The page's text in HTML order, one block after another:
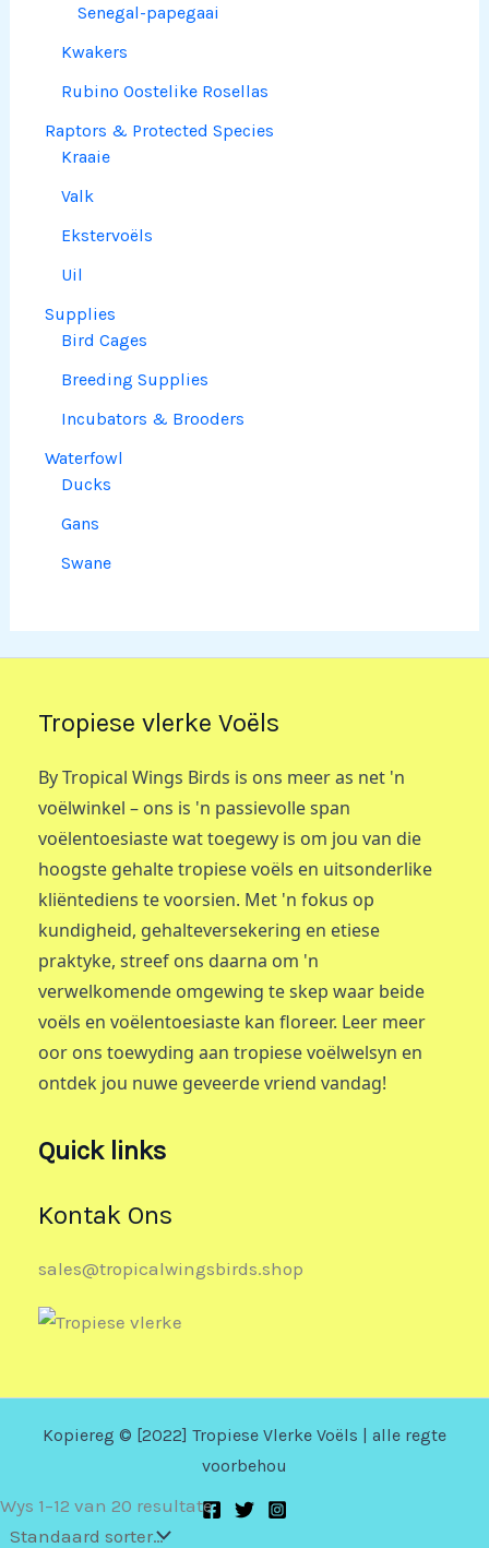
Senegal-papegaai
Kwakers
Rubino Oostelike Rosellas
Raptors & Protected Species
Kraaie
Valk
Ekstervoëls
Uil
Supplies
Bird Cages
Breeding Supplies
Incubators & Brooders
Waterfowl
Ducks
Gans
Swane
Wys 1–12 van 20 resultate
Tropiese vlerke Voëls
By Tropical Wings Birds is ons meer as net 'n
voëlwinkel – ons is 'n passievolle span
voëlentoesiaste wat toegewy is om jou van die
hoogste gehalte tropiese voëls en uitsonderlike
kliëntediens te voorsien. Met 'n fokus op
kundigheid, gehalteversekering en etiese
praktyke, streef ons daarna om 'n
verwelkomende omgewing te skep waar beide
voëls en voëlentoesiaste kan floreer. Leer meer
oor ons toewyding aan tropiese voëlwelsyn en
ontdek jou nuwe geveerde vriend vandag!
Quick links
Kontak Ons
sales@tropicalwingsbirds.shop
Kopiereg © [2022] Tropiese Vlerke Voëls | alle regte
voorbehou